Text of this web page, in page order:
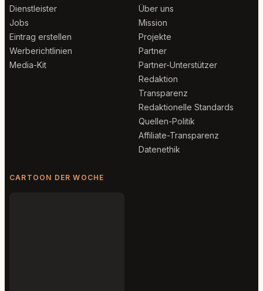
Dienstleister
Jobs
Eintrag erstellen
Werberichtlinien
Media-Kit
Über uns
Mission
Projekte
Partner
Partner-Unterstützer
Redaktion
Transparenz
Redaktionelle Standards
Quellen-Politik
Affiliate-Transparenz
Datenethik
CARTOON DER WOCHE